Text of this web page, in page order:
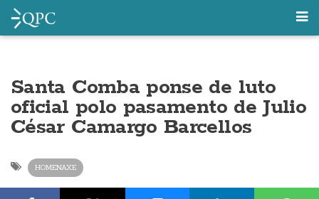
Santa Comba ponse de luto
oficial polo pasamento de Julio
César Camargo Barcellos
HOMENAXE